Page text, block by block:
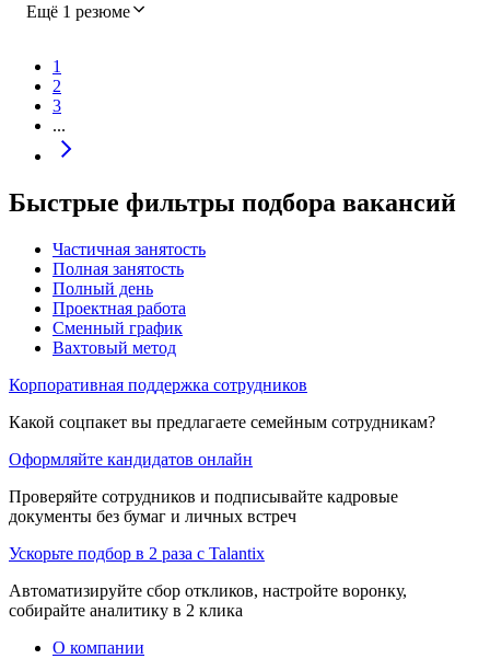
Ещё 1 резюме
1
2
3
...
Быстрые фильтры подбора вакансий
Частичная занятость
Полная занятость
Полный день
Проектная работа
Сменный график
Вахтовый метод
Корпоративная поддержка сотрудников
Какой соцпакет вы предлагаете семейным сотрудникам?
Оформляйте кандидатов онлайн
Проверяйте сотрудников и подписывайте кадровые
документы без бумаг и личных встреч
Ускорьте подбор в 2 раза с Talantix
Автоматизируйте сбор откликов, настройте воронку,
собирайте аналитику в 2 клика
О компании